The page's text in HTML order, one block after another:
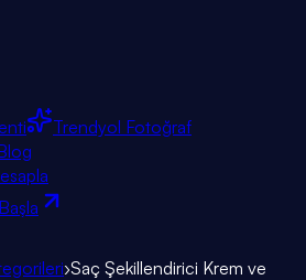
Trendyol Fotoğraf
›Saç Şekillendirici Krem ve